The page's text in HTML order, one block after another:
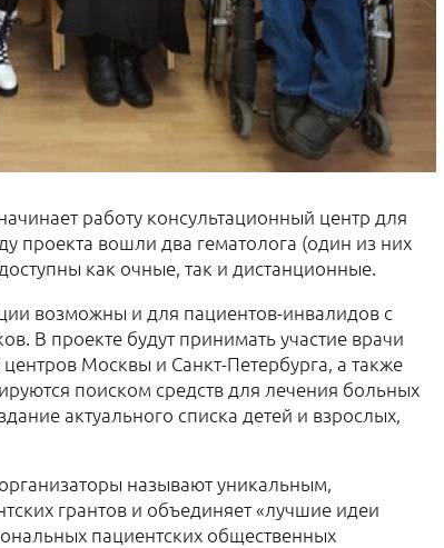
работу консультационный центр для
проекта вошли два гематолога (один из них
как очные, так и дистанционные.
возможны и для пациентов-инвалидов с
В проекте будут принимать участие врачи
Москвы и Санкт-Петербурга, а также
поиском средств для лечения больных
актуального списка детей и взрослых,
называют уникальным,
грантов и объединяет «лучшие идеи
пациентских общественных